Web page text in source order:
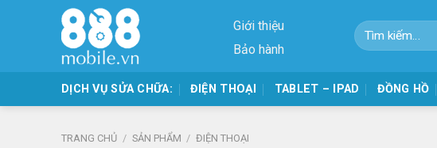
Giới thiệu
Bảo hành
Tìm
kiếm:
DỊCH VỤ SỬA CHỮA: ĐIỆN THOẠI TABLET – IPAD ĐỒNG HỒ
TRANG CHỦ / SẢN PHẨM / ĐIỆN THOẠI